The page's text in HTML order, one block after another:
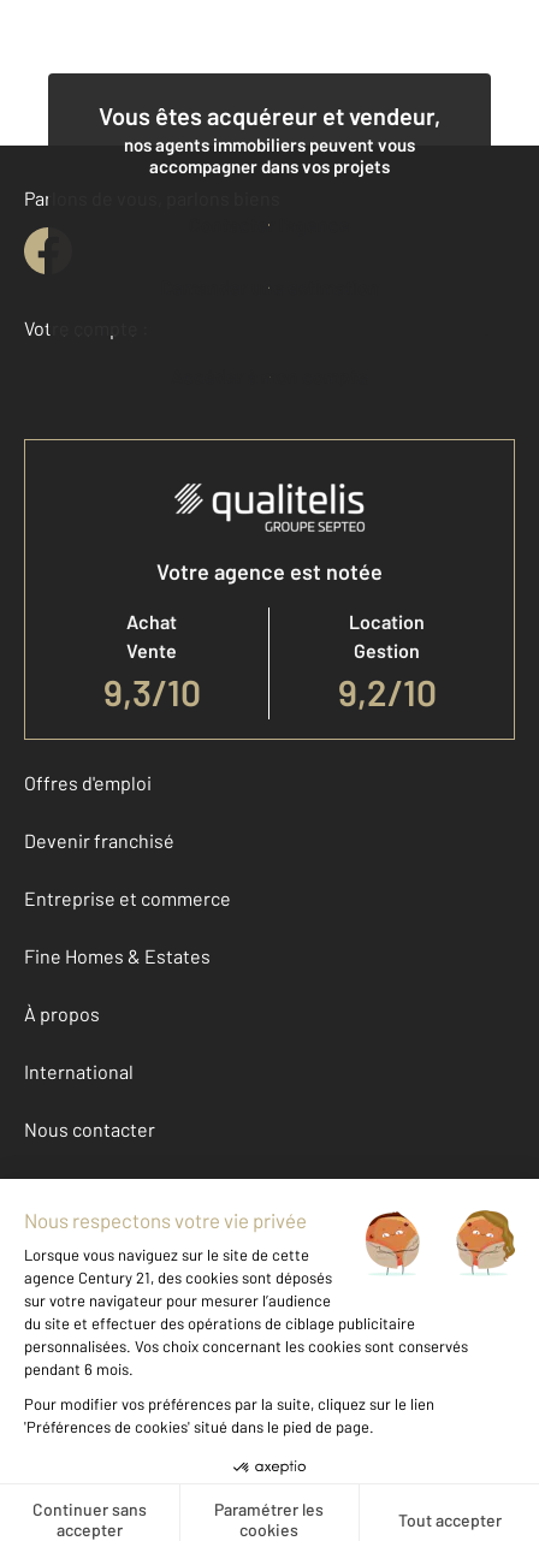
Téléphoner
Vous êtes acquéreur et vendeur,
nos agents immobiliers peuvent vous
accompagner dans vos projets
Contacter l'agence
Demander une estimation
Parlons de vous, parlons biens
Votre compte :
Accéder à mon compte
Votre agence est notée
Achat
Vente
9,3/10
Location
Gestion
9,2/10
Offres d'emploi
Devenir franchisé
Entreprise et commerce
Fine Homes & Estates
À propos
International
Nous contacter
Mentions légales & CGU et Barèmes d'honoraires
Données personnelles
Gestionnaire des cookies
Achat maison autour de PAMIERS (09100)